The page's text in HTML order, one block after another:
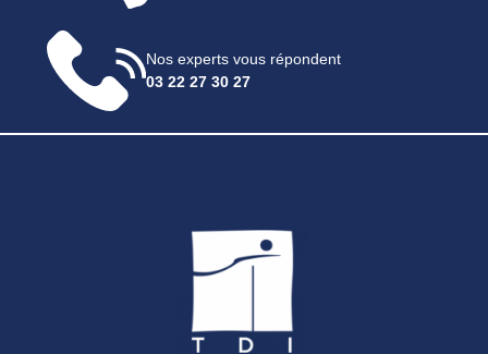
Nos experts vous répondent
03 22 27 30 27